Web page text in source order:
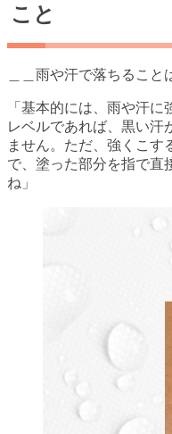
こと
＿＿雨や汗で落ちること
「基本的には、雨や汗
レベルであれば、黒い汗
ません。ただ、強くこす
で、塗った部分を指で直
ね」